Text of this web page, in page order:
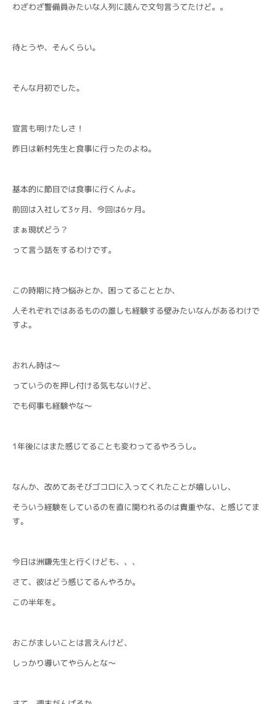
わざわざ警備員みたいな人列に読んで文句言うてたけど。。
待とうや、そんくらい。
そんな月初でした。
宣言も明けたしさ！
昨日は新村先生と食事に行ったのよね。
基本的に節目では食事に行くんよ。
前回は入社して3ヶ月、今回は6ヶ月。
まぁ現状どう？
って言う話をするわけです。
この時期に持つ悩みとか、困ってることとか、
人それぞれではあるものの誰しも経験する壁みたいなんがあるわけで
すよ。
おれん時は〜
っていうのを押し付ける気もないけど、
でも何事も経験やな〜
1年後にはまた感じてることも変わってるやろうし。
なんか、改めてあそびゴコロに入ってくれたことが嬉しいし、
そういう経験をしているのを直に関われるのは貴重やな、と感じてま
す。
今日は洲鎌先生と行くけども、、、
さて、彼はどう感じてるんやろか。
この半年を。
おこがましいことは言えんけど、
しっかり導いてやらんとな〜